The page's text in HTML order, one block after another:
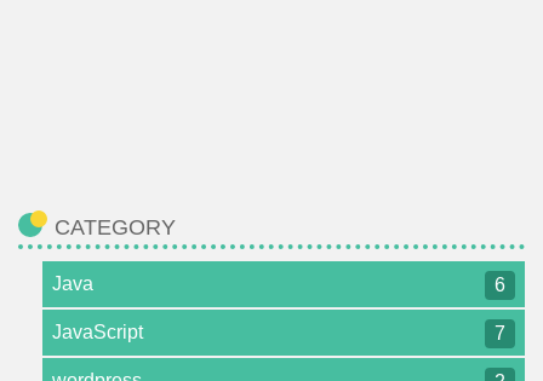
CATEGORY
Java 6
JavaScript 7